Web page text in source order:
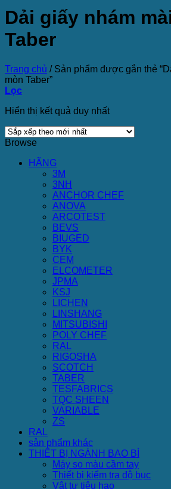
Dải giấy nhám
Taber
Trang chủ /Sản phẩm được gắn thẻ
mòn Taber”
Lọc
Hiển thị kết quả duy nhất
Browse
HÃNG
3M
3NH
ANCHOR CHEF
ANOVA
ARCOTEST
BEVS
BIUGED
BYK
CEM
ELCOMETER
JPMA
KSJ
LICHEN
LINSHANG
MITSUBISHI
POLY CHEF
RAL
RIGOSHA
SCOTCH
TABER
TESFABRICS
TQC SHEEN
VARIABLE
ZS
RAL
sản phẩm khác
THIẾT BỊ NGÀNH BAO BÌ
Máy so màu cầm tay
Thiết bị kiểm tra độ bục
Vật tư tiêu hao